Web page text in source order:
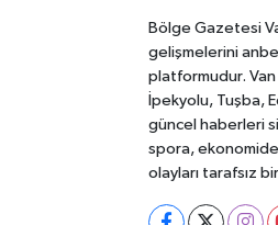
Bölge Gazetesi
gelişmelerini
platformudur.
İpekyolu, Tuşba,
güncel haberleri
spora,
olayları tarafsız